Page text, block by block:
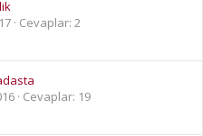
Cevaplar: 2
Cevaplar: 19